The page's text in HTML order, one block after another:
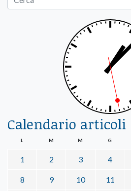
Calendario articoli
L M M G
1 2 3 4
8 9 10 11